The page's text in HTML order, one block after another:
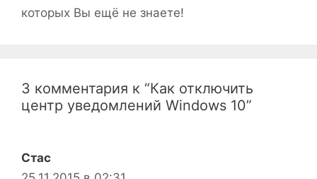
которых Вы ещё не знаете!
3 комментария к “Как отключить
центр уведомлений Windows 10”
Стас